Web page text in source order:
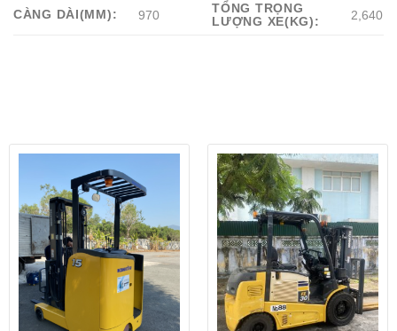
CÀNG DÀI(MM): 970
TỔNG TRỌNG
LƯỢNG XE(KG):
2,640